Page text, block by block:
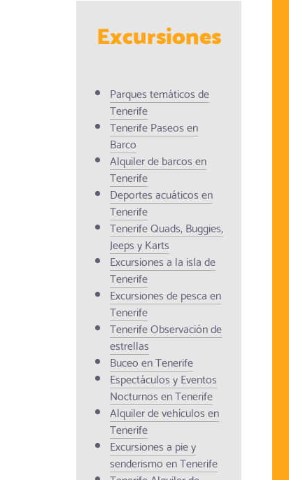
Excursiones
Parques temáticos de
Tenerife
Tenerife Paseos en
Barco
Alquiler de barcos en
Tenerife
Deportes acuáticos en
Tenerife
Tenerife Quads, Buggies,
Jeeps y Karts
Excursiones a la isla de
Tenerife
Excursiones de pesca en
Tenerife
Tenerife Observación de
estrellas
Buceo en Tenerife
Espectáculos y Eventos
Nocturnos en Tenerife
Alquiler de vehículos en
Tenerife
Excursiones a pie y
senderismo en Tenerife